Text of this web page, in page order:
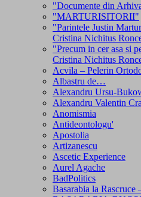
"Documente din
"MARTURISITORII"
"Parintele Justin
Cristina Nichitus
"Precum in cer asa si
Cristina Nichitus
Acvila – Pelerin
Albastru de…
Alexandru Ursu-
Alexandru Valentin
Anomismia
Antideontologu'
Apostolia
Artizanescu
Ascetic Experience
Aurel Agache
BadPolitics
Basarabia la Rascruce